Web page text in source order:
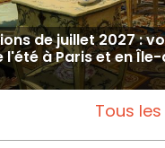
de juillet 2027 :
l'été à Paris et en
Tous